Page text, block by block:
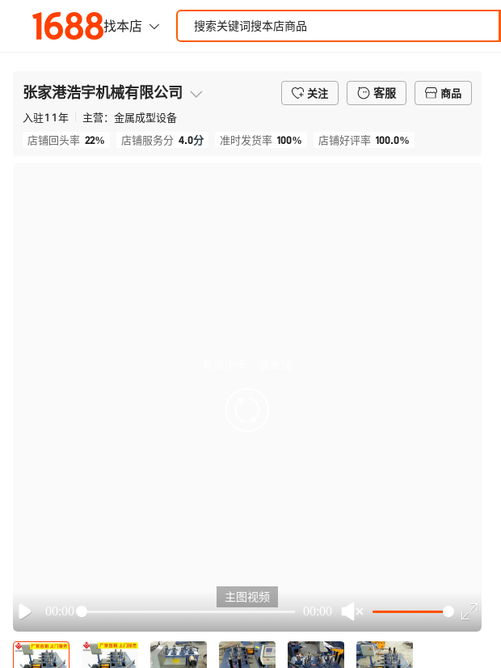
张家港浩宇机械有限公司 关注 客服
商品
入驻11年 主营： 金属成型设备
店铺回头率 22% 店铺服务分 4.0分 准时发货率 100% 店铺好评率 100.0%
Play
00:00 00:00
主图视频